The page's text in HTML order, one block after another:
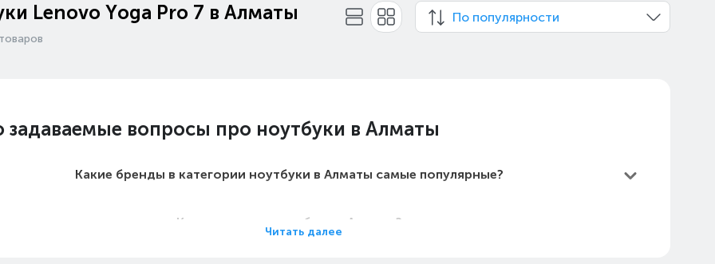
Lenovo Yoga Pro 7 в Алматы По популярности
задаваемые вопросы про ноутбуки в Алматы
Какие бренды в категории ноутбуки в Алматы самые популярные?
Какие цены на ноутбуки в Алматы?
Читать далее